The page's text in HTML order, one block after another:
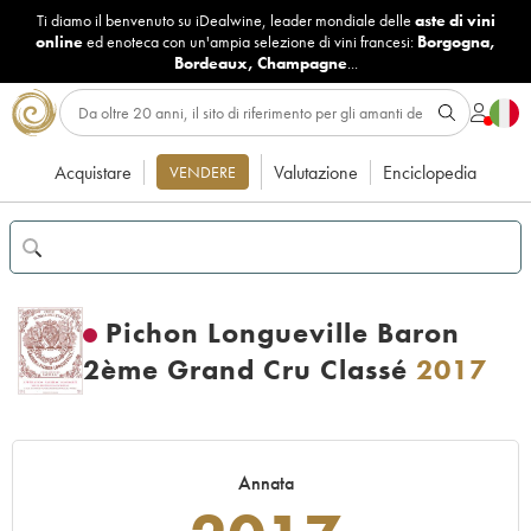
Ti diamo il benvenuto su iDealwine, leader mondiale delle aste di vini
onlineed enoteca con un'ampia selezione di vini francesi: Borgogna,
Bordeaux, Champagne...
Acquistare VENDERE Valutazione Enciclopedia
Pichon Longueville Baron
2ème Grand Cru Classé 2017
Annata